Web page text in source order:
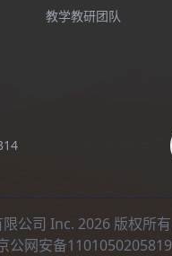
教学教研团队
公司 Inc. 2026 版权所有
公网安备